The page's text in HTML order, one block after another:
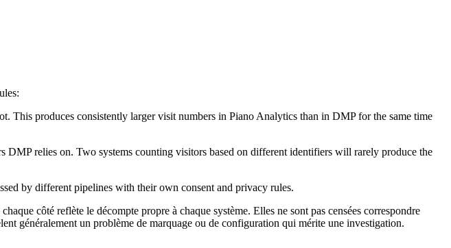
This produces consistently larger visit numbers in Piano Analytics than in DMP for the same time
DMP relies on. Two systems counting visitors based on different identifiers will rarely produce the
by different pipelines with their own consent and privacy rules.
côté reflète le décompte propre à chaque système. Elles ne sont pas censées correspondre
généralement un problème de marquage ou de configuration qui mérite une investigation.